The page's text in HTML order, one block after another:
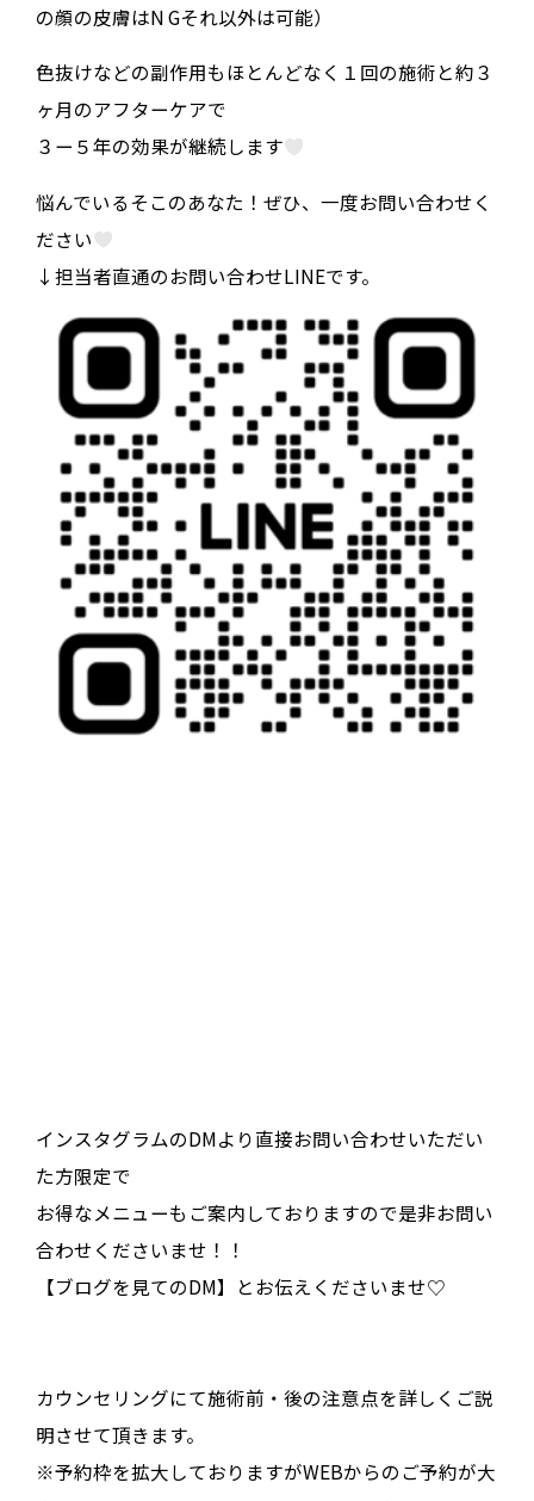
の顔の皮膚はN Gそれ以外は可能）
色抜けなどの副作用もほとんどなく１回の施術と約３
ヶ月のアフターケアで
３ー５年の効果が継続します
悩んでいるそこのあなた！ぜひ、一度お問い合わせく
ださい
↓担当者直通のお問い合わせLINEです。
インスタグラムのDMより直接お問い合わせいただい
た方限定で
お得なメニューもご案内しておりますので是非お問い
合わせくださいませ！！
【ブログを見てのDM】とお伝えくださいませ♡
カウンセリングにて施術前・後の注意点を詳しくご説
明させて頂きます。
※予約枠を拡大しておりますがWEBからのご予約が大